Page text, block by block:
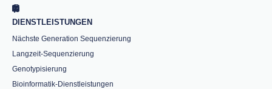
DIENSTLEISTUNGEN
Nächste Generation Sequenzierung
Langzeit-Sequenzierung
Genotypisierung
Bioinformatik-Dienstleistungen